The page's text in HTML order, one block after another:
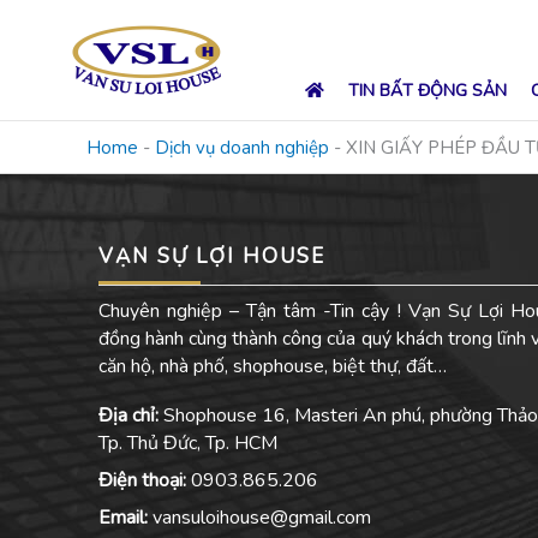
TIN BẤT ĐỘNG SẢN
Home - Dịch vụ doanh nghiệp - XIN GIẤY PHÉP ĐẦU
VẠN SỰ LỢI HOUSE
Chuyên nghiệp – Tận tâm -Tin cậy ! Vạn Sự Lợi
đồng hành cùng thành công của quý khách trong lĩnh
căn hộ, nhà phố, shophouse, biệt thự, đất…
Địa chỉ:Shophouse 16, Masteri An phú, phường
Tp. Thủ Đức, Tp. HCM
Điện thoại:0903.865.206
Email:vansuloihouse@gmail.com